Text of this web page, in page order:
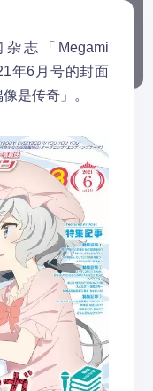
志「Megami
年6月号的封面
是传奇」。